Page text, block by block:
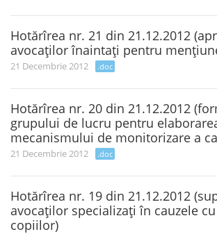
Hotărîrea nr. 21 din 21.12.2012
avocaţilor înaintaţi pentru
21 Decembrie 2012 .doc
Hotărîrea nr. 20 din 21.12.2012
grupului de lucru pentru
mecanismului de monitorizare a
21 Decembrie 2012 .doc
Hotărîrea nr. 19 din 21.12.2012
avocaţilor specializaţi în cauzele
copiilor)